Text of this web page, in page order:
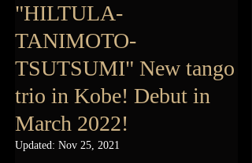
"HILTULA-
TANIMOTO-
TSUTSUMI" New tango
trio in Kobe! Debut in
March 2022!
Updated: Nov 25, 2021